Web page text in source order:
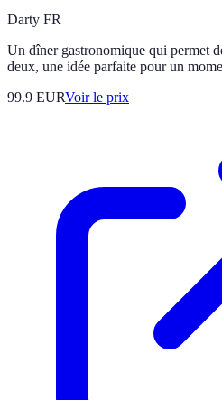
Darty FR
Un dîner gastronomique qui permet
deux, une idée parfaite pour un
99.9 EURVoir le prix